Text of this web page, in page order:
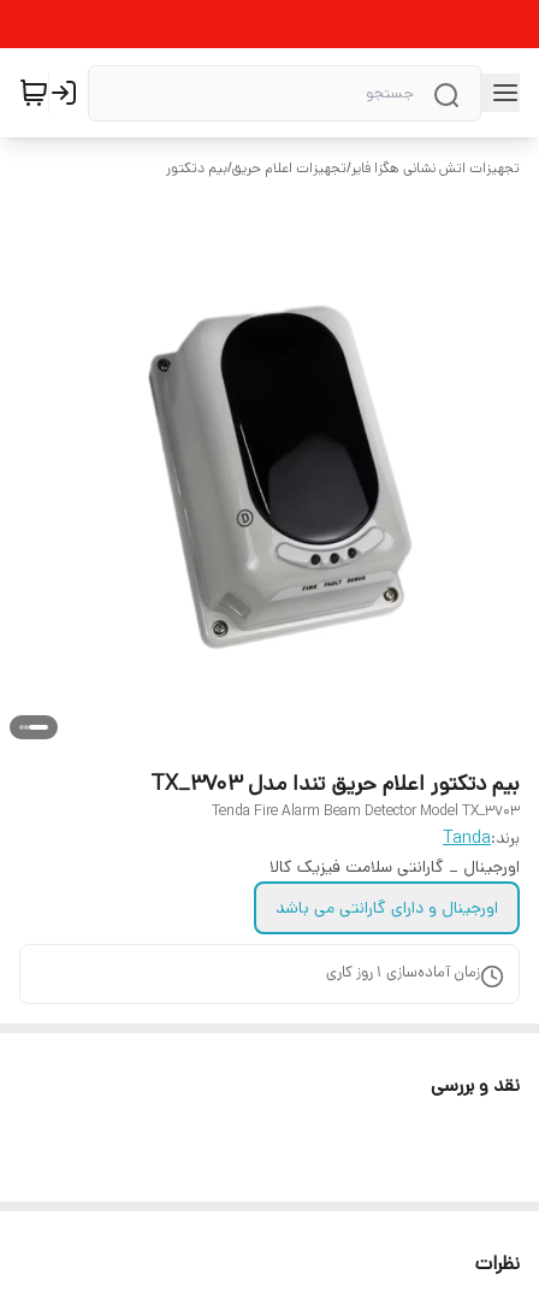
تجهیزات اتش نشانی هگزا فایر/تجهیزات اعلام حریق/بیم دتکتور
بیم دتکتور اعلام حریق تندا مدل TX_3703
Tenda Fire Alarm Beam Detector Model TX_3703
برند:Tanda
اورجینال _ گارانتی سلامت فیزیک کالا
اورجینال و دارای گارانتی می باشد
زمان آماده‌سازی 1 روز کاری
نقد و بررسی
نظرات